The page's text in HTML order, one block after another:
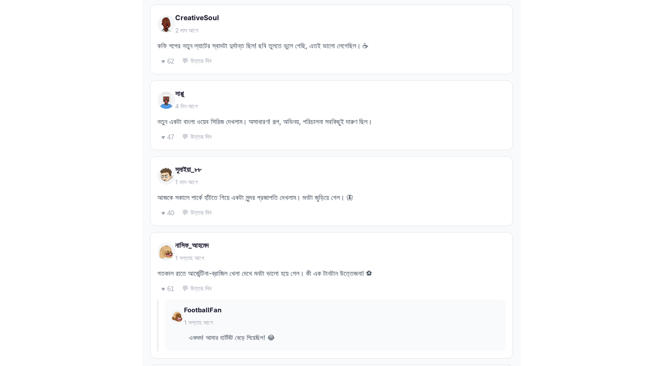
CreativeSoul
2 মাস আগে
কফি শপের নতুন ল্যাটের স্বাদটা দুর্দান্ত ছিল! ছবি তুলতে ভুলে গেছি, এতই ভালো লেগেছিল। ☕
♥ 62 💬 উত্তর দিন
সাপ্পু
4 দিন আগে
নতুন একটা বাংলা ওয়েব সিরিজ দেখলাম। অসাধারণ! গল্প, অভিনয়, পরিচালনা সবকিছুই দারুণ ছিল।
♥ 47 💬 উত্তর দিন
সুমাইয়া_৮৮
1 মাস আগে
আজকে সকালে পার্কে হাঁটতে গিয়ে একটা সুন্দর প্রজাপতি দেখলাম। মনটা জুড়িয়ে গেল। 🦋
♥ 40 💬 উত্তর দিন
নাসিফ_আহমেদ
1 সপ্তাহ আগে
গতকাল রাতে আর্জেন্টিনা-ব্রাজিল খেলা দেখে মনটা ভালো হয়ে গেল। কী এক টানটান উত্তেজনা! ⚽️
♥ 61 💬 উত্তর দিন
FootballFan
1 সপ্তাহ আগে
একদম! আমার হার্টবিট বেড়ে গিয়েছিল! 😂